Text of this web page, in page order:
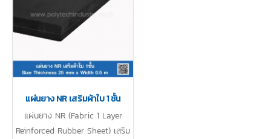
แผ่นยาง NR เสริมผ้าใบ 1 ชั้น
แผ่นยาง NR (Fabric 1 Layer
Reinforced Rubber Sheet) เสริม